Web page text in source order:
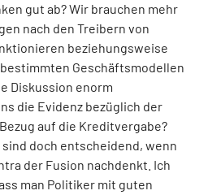
gut ab? Wir brauchen mehr
nach den Treibern von
beziehungsweise
Geschäftsmodellen
Diskussion enorm
die Evidenz bezüglich der
auf die Kreditvergabe?
doch entscheidend, wenn
der Fusion nachdenkt. Ich
man Politiker mit guten